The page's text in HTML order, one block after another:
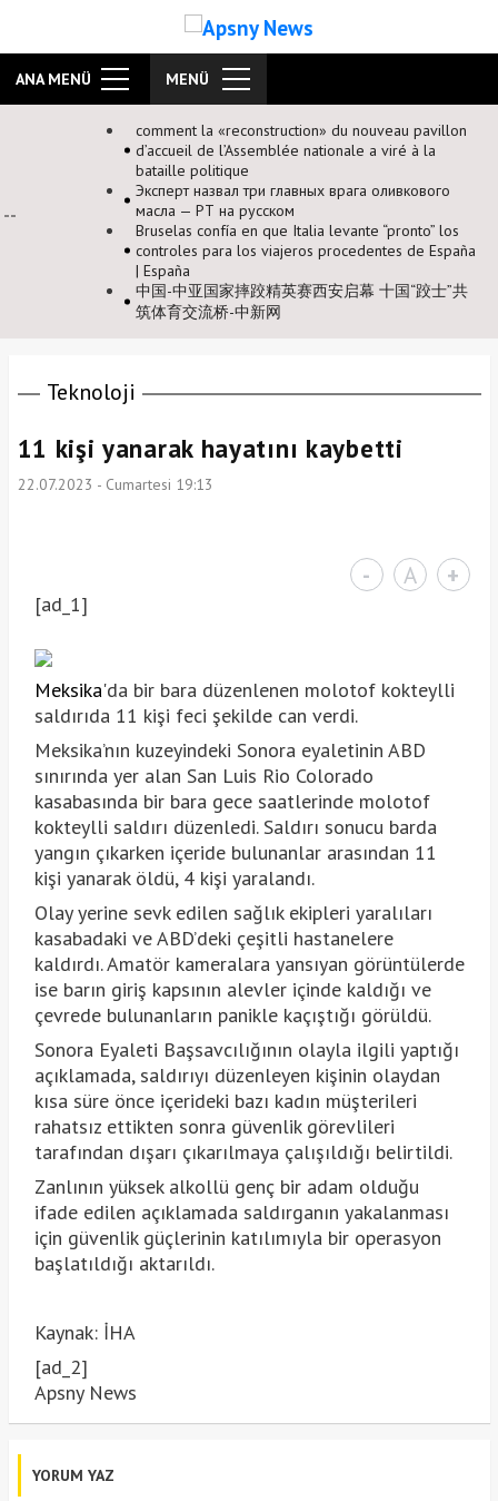
ANA MENÜ MENÜ
comment la «reconstruction» du nouveau pavillon
d’accueil de l’Assemblée nationale a viré à la
bataille politique
Эксперт назвал три главных врага оливкового
масла — РТ на русском
Bruselas confía en que Italia levante “pronto” los
controles para los viajeros procedentes de España
| España
中国-中亚国家摔跤精英赛西安启幕 十国“跤士”共
筑体育交流桥-中新网
Teknoloji
11 kişi yanarak hayatını kaybetti
22.07.2023 - Cumartesi 19:13
- A +
[ad_1]
Meksika'da bir bara düzenlenen molotof kokteylli
saldırıda 11 kişi feci şekilde can verdi.
Meksika’nın kuzeyindeki Sonora eyaletinin ABD
sınırında yer alan San Luis Rio Colorado
kasabasında bir bara gece saatlerinde molotof
kokteylli saldırı düzenledi. Saldırı sonucu barda
yangın çıkarken içeride bulunanlar arasından 11
kişi yanarak öldü, 4 kişi yaralandı.
Olay yerine sevk edilen sağlık ekipleri yaralıları
kasabadaki ve ABD’deki çeşitli hastanelere
kaldırdı. Amatör kameralara yansıyan görüntülerde
ise barın giriş kapsının alevler içinde kaldığı ve
çevrede bulunanların panikle kaçıştığı görüldü.
Sonora Eyaleti Başsavcılığının olayla ilgili yaptığı
açıklamada, saldırıyı düzenleyen kişinin olaydan
kısa süre önce içerideki bazı kadın müşterileri
rahatsız ettikten sonra güvenlik görevlileri
tarafından dışarı çıkarılmaya çalışıldığı belirtildi.
Zanlının yüksek alkollü genç bir adam olduğu
ifade edilen açıklamada saldırganın yakalanması
için güvenlik güçlerinin katılımıyla bir operasyon
başlatıldığı aktarıldı.
Kaynak: İHA
[ad_2]
Apsny News
YORUM YAZ